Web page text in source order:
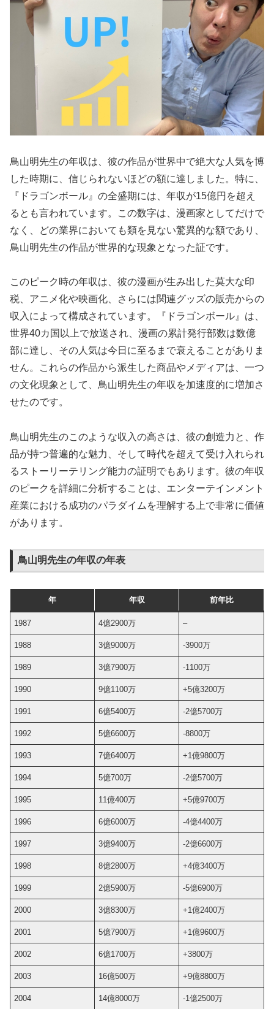
鳥山明先生の年収は、彼の作品が世界中で絶大な人気を博
した時期に、信じられないほどの額に達しました。特に、
『ドラゴンボール』の全盛期には、年収が15億円を超え
るとも言われています。この数字は、漫画家としてだけで
なく、どの業界においても類を見ない驚異的な額であり、
鳥山明先生の作品が世界的な現象となった証です。
このピーク時の年収は、彼の漫画が生み出した莫大な印
税、アニメ化や映画化、さらには関連グッズの販売からの
収入によって構成されています。『ドラゴンボール』は、
世界40カ国以上で放送され、漫画の累計発行部数は数億
部に達し、その人気は今日に至るまで衰えることがありま
せん。これらの作品から派生した商品やメディアは、一つ
の文化現象として、鳥山明先生の年収を加速度的に増加さ
せたのです。
鳥山明先生のこのような収入の高さは、彼の創造力と、作
品が持つ普遍的な魅力、そして時代を超えて受け入れられ
るストーリーテリング能力の証明でもあります。彼の年収
のピークを詳細に分析することは、エンターテインメント
産業における成功のパラダイムを理解する上で非常に価値
があります。
鳥山明先生の年収の年表
年 年収 前年比
1987 4億2900万 –
1988 3億9000万 -3900万
1989 3億7900万 -1100万
1990 9億1100万 +5億3200万
1991 6億5400万 -2億5700万
1992 5億6600万 -8800万
1993 7億6400万 +1億9800万
1994 5億700万 -2億5700万
1995 11億400万 +5億9700万
1996 6億6000万 -4億4400万
1997 3億9400万 -2億6600万
1998 8億2800万 +4億3400万
1999 2億5900万 -5億6900万
2000 3億8300万 +1億2400万
2001 5億7900万 +1億9600万
2002 6億1700万 +3800万
2003 16億500万 +9億8800万
2004 14億8000万 -1億2500万